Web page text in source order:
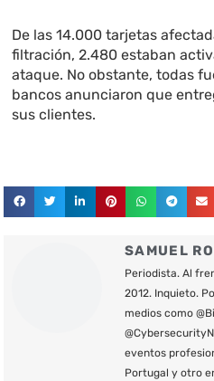
De las 14.000 tarjetas
filtración, 2.480 estaban
ataque. No obstante, todas
bancos anunciaron que
sus clientes.
SAMUEL
Periodista. Al
2012. Inquieto.
medios como
eventos
Portugal y otro